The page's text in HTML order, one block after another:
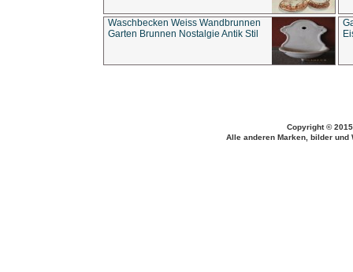
Waschbecken Weiss Wandbrunnen
Garten Brunnen Nostalgie Antik Stil
Copyright ©
Alle anderen Marken, bilder und